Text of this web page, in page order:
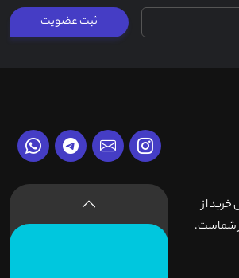
ثبت عضویت
خرید از
شماست.